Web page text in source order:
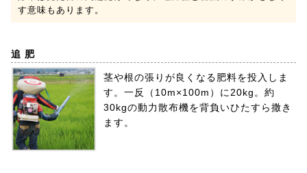
す意味もあります。
追 肥
茎や根の張りが良くなる肥料を投入しま
す。一反（10m×100m）に20kg。約
30kgの動力散布機を背負いひたすら撒き
ます。